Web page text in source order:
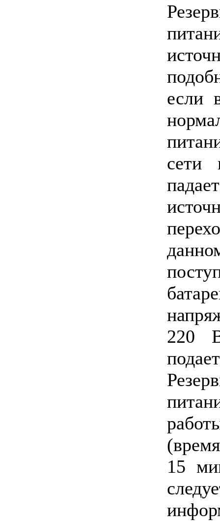
если
сети
220
15